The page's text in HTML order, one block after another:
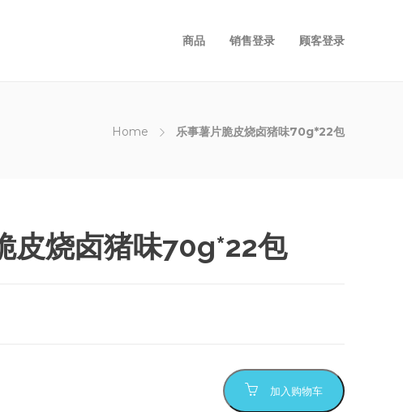
商品 销售登录 顾客登录
Home 乐事薯片脆皮烧卤猪味70g*22包
皮烧卤猪味70g*22包
加入购物车